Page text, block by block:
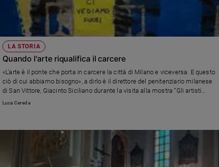
LA STORIA
Quando l'arte riqualifica il carcere
«L’arte è il ponte che porta in carcere la città di Milano e viceversa. E questo
ciò di cui abbiamo bisogno», a dirlo è il direttore del penitenziario milanese
di San Vittore, Giacinto Siciliano durante la visita alla mostra “Gli artisti
sono quelli che fanno casino”, promossa dal ReverseLab del Politecnico di
Luca Cereda